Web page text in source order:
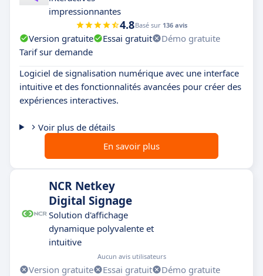
impressionnantes
4.8Basé sur 136 avis
Version gratuite Essai gratuit
Démo gratuite
Tarif sur demande
Logiciel de signalisation numérique avec une interface
intuitive et des fonctionnalités avancées pour créer des
expériences interactives.
Voir plus de détails
En savoir plus
NCR Netkey
Digital Signage
Solution d'affichage
dynamique polyvalente et
intuitive
Aucun avis utilisateurs
Version gratuite Essai gratuit
Démo gratuite